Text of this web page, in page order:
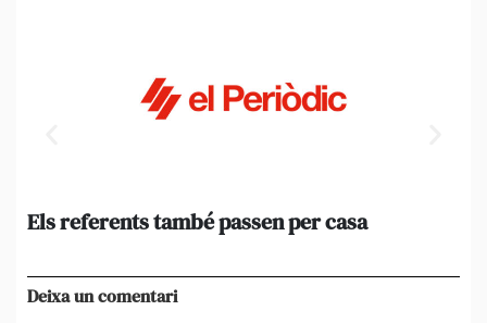
Els referents també passen per casa
Deixa un comentari